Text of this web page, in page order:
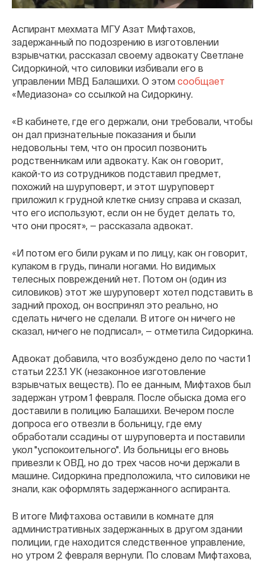
Аспирант мехмата МГУ Азат Мифтахов,
задержанный по подозрению в изготовлении
взрывчатки, рассказал своему адвокату Светлане
Сидоркиной, что силовики избивали его в
управлении МВД Балашихи. О этом сообщает
«Медиазона» со ссылкой на Сидоркину.
«В кабинете, где его держали, они требовали, чтобы
он дал признательные показания и были
недовольны тем, что он просил позвонить
родственникам или адвокату. Как он говорит,
какой-то из сотрудников подставил предмет,
похожий на шуруповерт, и этот шуруповерт
приложил к грудной клетке снизу справа и сказал,
что его используют, если он не будет делать то,
что они просят», — рассказала адвокат.
«И потом его били рукам и по лицу, как он говорит,
кулаком в грудь, пинали ногами. Но видимых
телесных повреждений нет. Потом он (один из
силовиков) этот же шуруповерт хотел подставить в
задний проход, он воспринял это реально, но
сделать ничего не сделали. В итоге он ничего не
сказал, ничего не подписал», — отметила Сидоркина.
Адвокат добавила, что возбуждено дело по части 1
статьи 223.1 УК (незаконное изготовление
взрывчатых веществ). По ее данным, Мифтахов был
задержан утром 1 февраля. После обыска дома его
доставили в полицию Балашихи. Вечером после
допроса его отвезли в больницу, где ему
обработали ссадины от шуруповерта и поставили
укол "успокоительного". Из больницы его вновь
привезли к ОВД, но до трех часов ночи держали в
машине. Сидоркина предположила, что силовики не
знали, как оформлять задержанного аспиранта.
В итоге Мифтахова оставили в комнате для
административных задержанных в другом здании
полиции, где находится следственное управление,
но утром 2 февраля вернули. По словам Мифтахова,